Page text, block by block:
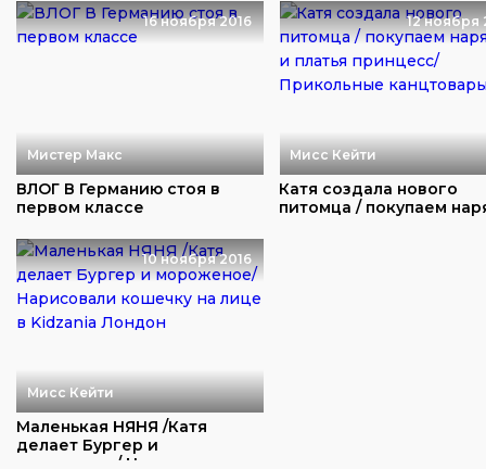
16 ноября 2016
Мистер Макс
ВЛОГ В Германию стоя в
первом классе
12 ноября
Мисс Кейти
Катя создала нового
питомца / покупаем
10 ноября 2016
Мисс Кейти
Маленькая НЯНЯ /Катя
делает Бургер и
мороженое/ Нарисовали к...